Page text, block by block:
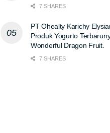
7 SHARES
PT Ohealty Karichy
Produk Yogurto
Wonderful Dragon Fruit.
7 SHARES